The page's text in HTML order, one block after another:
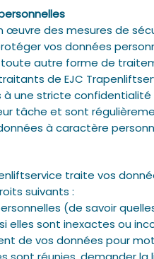
œuvre des mesures de
vos données
autre forme de
de EJC
une stricte
tâche et sont
à caractère
traite vos
suivants :
(de savoir
elles sont inexactes ou
de vos données pour